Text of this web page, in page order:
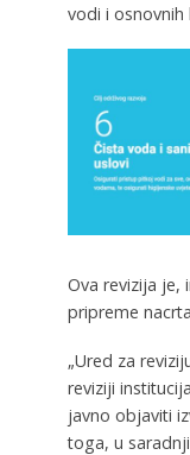
vodi i osnovnih
Ova revizija je,
pripreme
„Ured za
reviziji
javno objaviti
toga, u